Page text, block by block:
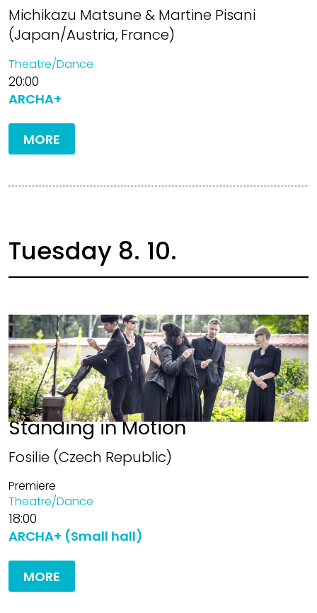
Michikazu Matsune & Martine Pisani
(Japan/Austria, France)
Theatre/Dance
20:00
ARCHA+
MORE
Tuesday 8. 10.
Standing in Motion
Fosilie (Czech Republic)
Premiere
Theatre/Dance
18:00
ARCHA+ (Small hall)
MORE